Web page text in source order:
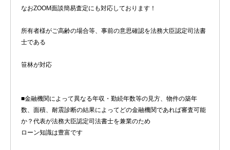
なおZOOM面談簡易査定にも対応しております！
所有者様がご高齢の場合等、事前の意思確認を法務大臣認定司法書
士である
笹林が対応
■金融機関によって異なる年収・勤続年数等の見方、物件の築年
数、面積、耐震診断の結果によってどの金融機関であれば審査可能
か？代表が法務大臣認定司法書士を兼業のため
ローン知識は豊富です